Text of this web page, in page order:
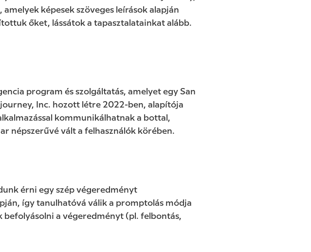
képesek szöveges leírások alapján
őket, lássátok a tapasztalatainkat alább.
program és szolgáltatás, amelyet egy San
Inc. hozott létre 2022-ben, alapítója
kommunikálhatnak a bottal,
népszerűvé vált a felhasználók körében.
érni egy szép végeredményt
így tanulhatóvá válik a promptolás módja
a végeredményt (pl. felbontás,